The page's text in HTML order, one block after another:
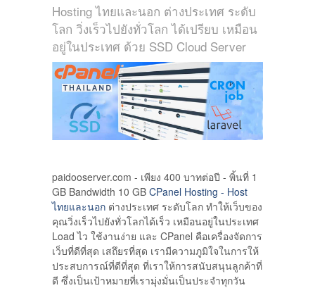
Hosting ไทยและนอก ต่างประเทศ ระดับ
โลก วิ่งเร็วไปยังทั่วโลก ได้เปรียบ เหมือน
อยู่ในประเทศ ด้วย SSD Cloud Server
paidooserver.com - เพียง 400 บาทต่อปี - พิ้นที่ 1
GB Bandwidth 10 GB CPanel Hosting - Host
ไทยและนอก ต่างประเทศ ระดับโลก ทำให้เว็บของ
คุณวิ่งเร็วไปยังทั่วโลกได้เร็ว เหมือนอยู่ในประเทศ
Load ไว ใช้งานง่าย และ CPanel คือเครื่องจัดการ
เว็บที่ดีที่สุด เสถึยรที่สุด เรามีความภูมิใจในการให้
ประสบการณ์ที่ดีที่สุด ที่เราให้การสนับสนุนลูกค้าที่
ดี ซึ่งเป็นเป้าหมายที่เรามุ่งมั่นเป็นประจำทุกวัน